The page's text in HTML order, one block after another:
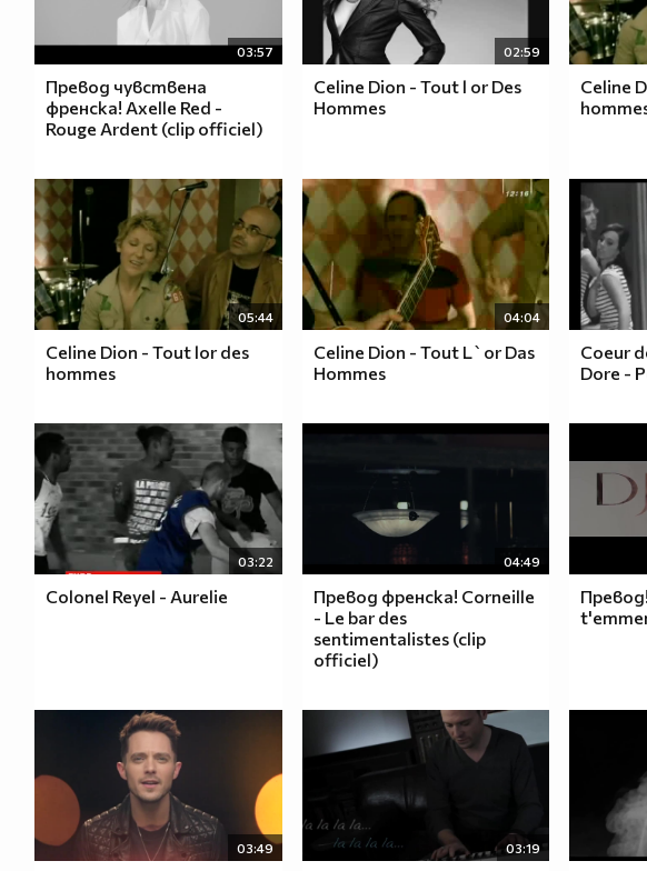
03:57
Превод чувствена
френска! Axelle Red -
Rouge Ardent (clip officiel)
02:59
Celine Dion - Tout l or Des
Hommes
Celine
05:44
Celine Dion - Tout lor des
hommes
04:04
Celine Dion - Tout L`or Das
Hommes
Coeur
Dore -
03:22
Colonel Reyel - Aurelie
04:49
Превод френска! Corneille
- Le bar des
sentimentalistes (clip
officiel)
03:49 03:19